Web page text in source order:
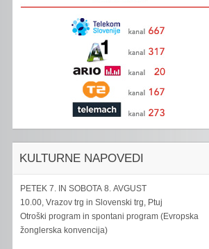
KULTURNE NAPOVEDI
PETEK 7. IN SOBOTA 8. AVGUST
10.00, Vrazov trg in Slovenski trg, Ptuj
Otroški program in spontani program (Evropska
žonglerska konvencija)